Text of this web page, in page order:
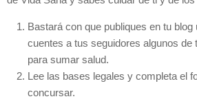
Bastará con que publiques en tu
cuentes a tus seguidores algunos de
para sumar salud.
Lee las bases legales y completa el
concursar.